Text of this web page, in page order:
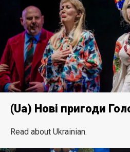
(Ua) Нові пригоди
Read about Ukrainian.